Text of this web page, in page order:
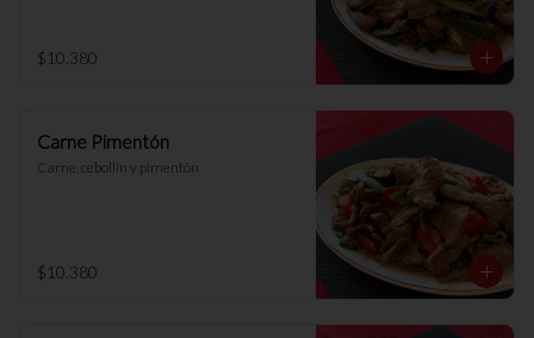
$10.380
Carne Pimentón
Carne, cebollín y pimentón
$10.380